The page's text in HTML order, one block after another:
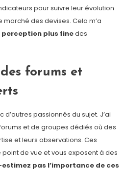
pour suivre leur évolution
des devises. Cela m’a
perception plus finedes
forums et
passionnés du sujet. J’ai
et de groupes dédiés où des
et leurs observations. Ces
de vue et vous exposent à des
estimez pas l’importance de ces